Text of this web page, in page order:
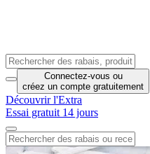
Connectez-vous ou
créez un compte gratuitement
Découvrir l'Extra
Essai gratuit 14 jours